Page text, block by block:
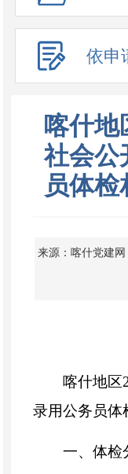
依申
喀什地
社会公
员体
来源：喀什党建网
喀什地区
录用公务员体
一、体检